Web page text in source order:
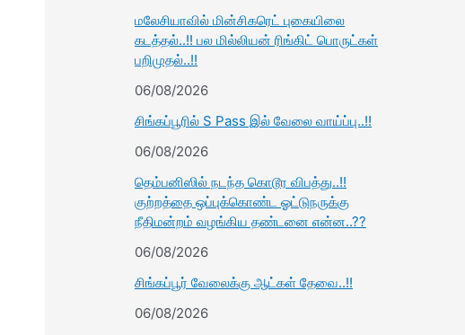
மலேசியாவில் மின்சிகரெட் புகையிலை
கடத்தல்..!! பல மில்லியன் ரிங்கிட் பொருட்கள்
பறிமுதல்..!!
06/08/2026
சிங்கப்பூரில் S Pass இல் வேலை வாய்ப்பு..!!
06/08/2026
தெம்பனிஸில் நடந்த கொடூர விபத்து..!!
குற்றத்தை ஒப்புக்கொண்ட ஓட்டுநருக்கு
நீதிமன்றம் வழங்கிய தண்டனை என்ன..??
06/08/2026
சிங்கப்பூர் வேலைக்கு ஆட்கள் தேவை..!!
06/08/2026